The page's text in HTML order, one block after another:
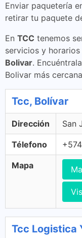
Enviar paquetería
retirar tu paquete
En TCC tenemos
servicios y
Bolivar.
Bolivar más
Tcc, Bolívar
Dirección San
Télefono
Mapa
Tcc Logistica